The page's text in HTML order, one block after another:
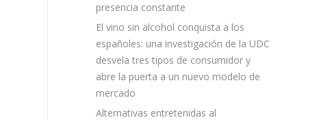
presencia constante
El vino sin alcohol conquista a los
españoles: una investigación de la UDC
desvela tres tipos de consumidor y
abre la puerta a un nuevo modelo de
mercado
Alternativas entretenidas al